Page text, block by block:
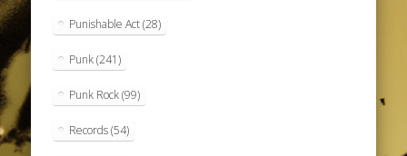
Punishable Act(28)
Punk(241)
Punk Rock(99)
Records(54)